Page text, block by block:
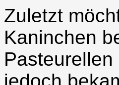
Zuletzt
Kaninchen